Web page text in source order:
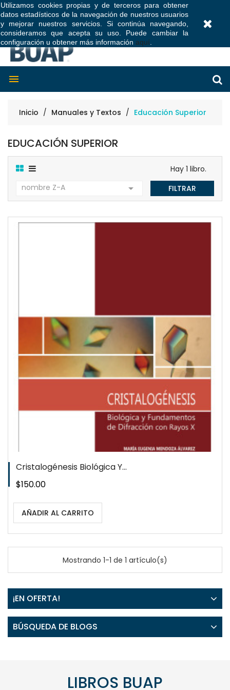
Utilizamos cookies propias y de terceros para obtener
datos estadísticos de la navegación de nuestros usuarios
y mejorar nuestros servicios. Si continúa navegando,
consideramos que acepta su uso. Puede cambiar la
configuración u obtener más información aquí

Inicio Manuales y Textos Educación Superior
EDUCACIÓN SUPERIOR
Hay 1 libro.
nombre Z-A
 FILTRAR
Cristalogénesis Biológica Y...
Precio
$150.00
AÑADIR AL CARRITO
Mostrando 1-1 de 1 artículo(s)
¡EN OFERTA!
BÚSQUEDA DE BLOGS
LIBROS BUAP